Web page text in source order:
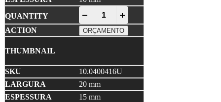
EPDM Compacto quantity
ORÇAMENTO
10.0400416U
20 mm
15 mm